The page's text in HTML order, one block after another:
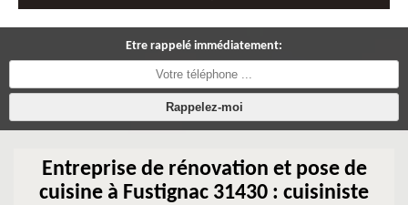
Etre rappelé immédiatement:
Entreprise de rénovation et pose de
cuisine à Fustignac 31430 : cuisiniste